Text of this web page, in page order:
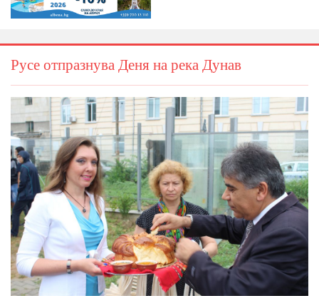
Русе отпразнува Деня на река Дунав